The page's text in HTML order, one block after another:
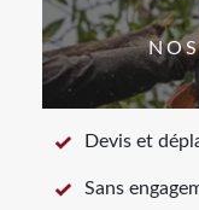
Devis et
Sans